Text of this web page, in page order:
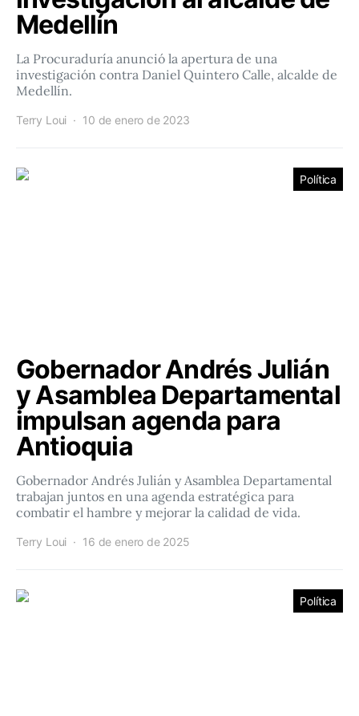
Medellín
La Procuraduría anunció la apertura de una
investigación contra Daniel Quintero Calle, alcalde de
Medellín.
Terry Loui 10 de enero de 2023
Política
Gobernador Andrés Julián
y Asamblea Departamental
impulsan agenda para
Antioquia
Gobernador Andrés Julián y Asamblea Departamental
trabajan juntos en una agenda estratégica para
combatir el hambre y mejorar la calidad de vida.
Terry Loui 16 de enero de 2025
Política